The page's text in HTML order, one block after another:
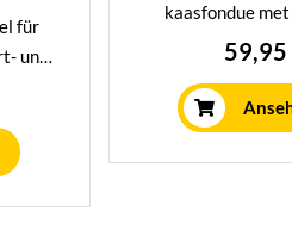
für
und
aus
kaasfondue
Fondueset
opalle
biedt ruimte voor
perfect voor
59,95